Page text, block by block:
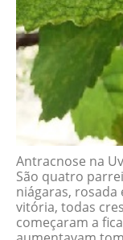
Antracnose na
São quatro
niágaras, rosada
vitória, todas
começaram a